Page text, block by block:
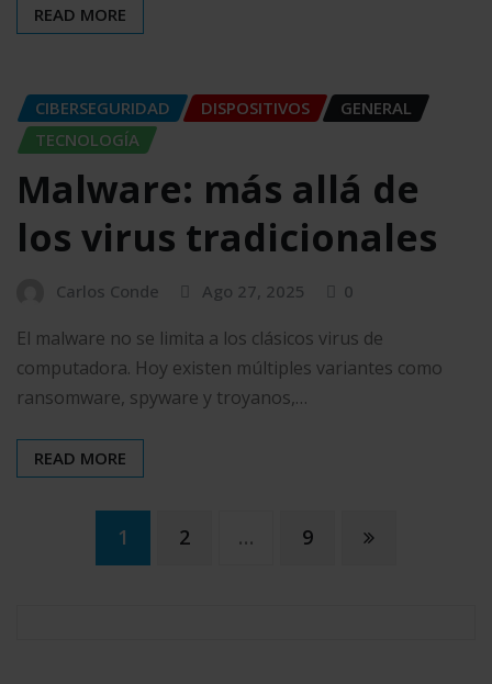
READ MORE
CIBERSEGURIDAD DISPOSITIVOS
GENERAL
TECNOLOGÍA
Malware: más allá de
los virus tradicionales
Carlos Conde Ago 27, 2025 0
El malware no se limita a los clásicos virus de
computadora. Hoy existen múltiples variantes como
ransomware, spyware y troyanos,…
READ MORE
Paginación
1 2 … 9